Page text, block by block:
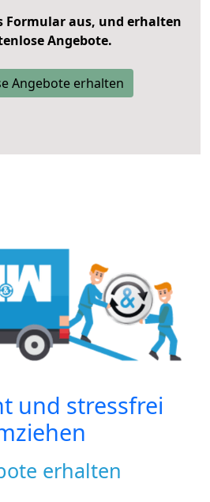
Formular aus, und erhalten
Angebote.
Angebote erhalten
und stressfrei
erhalten